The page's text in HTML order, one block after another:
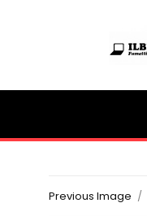
Il portalino di
Previous Image